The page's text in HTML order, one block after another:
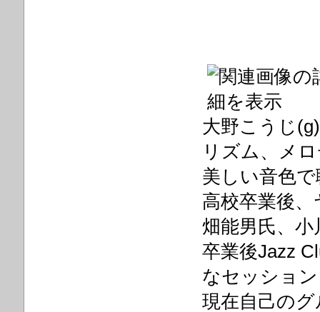
大野こうじ(g)
リズム、メ
美しい音色
高校卒業後
畑能男氏、
卒業後Jazz
なセッショ
現在自己の